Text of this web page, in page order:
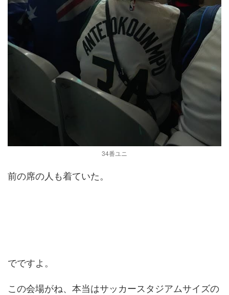
34番ユニ
前の席の人も着ていた。
でですよ。
この会場がね、本当はサッカースタジアムサイズの